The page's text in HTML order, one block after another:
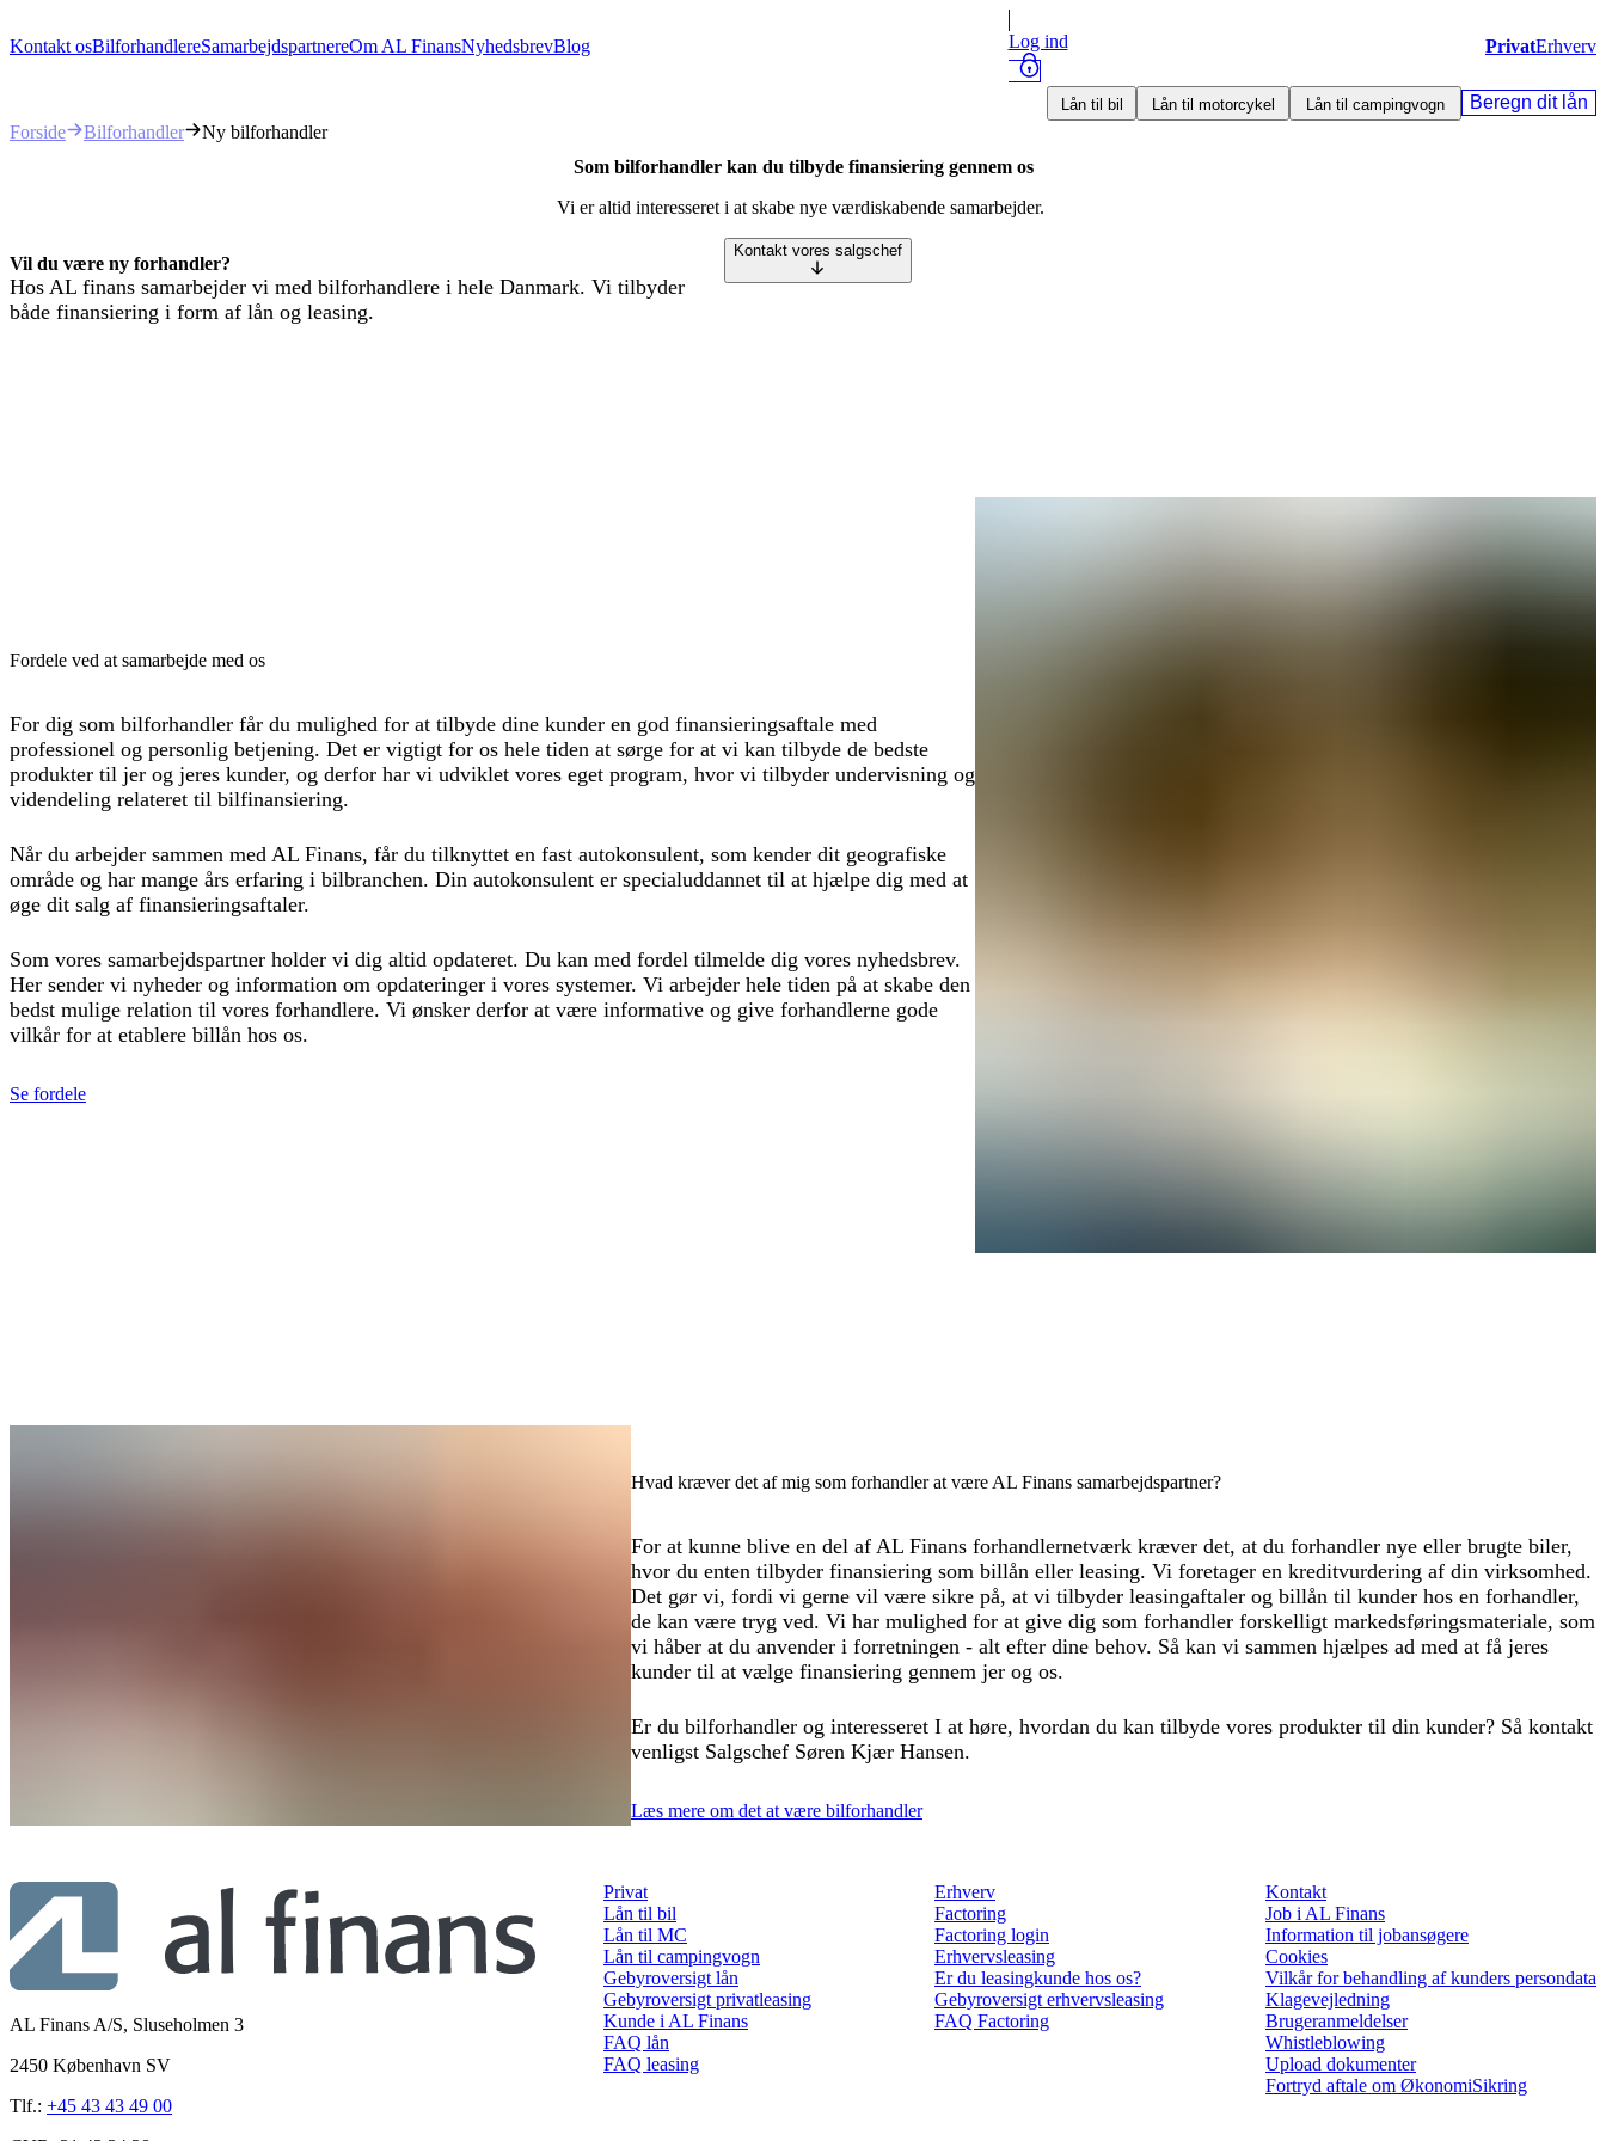
Kontakt osBilforhandlereSamarbejdspartnereOm AL FinansNyhedsbrevBlog Log ind PrivatErhverv
Lån til bil Lån til motorcykel Lån til campingvogn
Beregn dit lån
Forside
Bilforhandler
Ny bilforhandler
Som bilforhandler kan du tilbyde finansiering gennem os
Vi er altid interesseret i at skabe nye værdiskabende samarbejder.
Vil du være ny forhandler?
Hos AL finans samarbejder vi med bilforhandlere i hele Danmark. Vi tilbyder
både finansiering i form af lån og leasing.
Kontakt vores salgschef
Fordele ved at samarbejde med os
For dig som bilforhandler får du mulighed for at tilbyde dine kunder en god finansieringsaftale med
professionel og personlig betjening. Det er vigtigt for os hele tiden at sørge for at vi kan tilbyde de bedste
produkter til jer og jeres kunder, og derfor har vi udviklet vores eget program, hvor vi tilbyder undervisning og
videndeling relateret til bilfinansiering.
Når du arbejder sammen med AL Finans, får du tilknyttet en fast autokonsulent, som kender dit geografiske
område og har mange års erfaring i bilbranchen. Din autokonsulent er specialuddannet til at hjælpe dig med at
øge dit salg af finansieringsaftaler.
Som vores samarbejdspartner holder vi dig altid opdateret. Du kan med fordel tilmelde dig vores nyhedsbrev.
Her sender vi nyheder og information om opdateringer i vores systemer. Vi arbejder hele tiden på at skabe den
bedst mulige relation til vores forhandlere. Vi ønsker derfor at være informative og give forhandlerne gode
vilkår for at etablere billån hos os.
Se fordele
Hvad kræver det af mig som forhandler at være AL Finans samarbejdspartner?
For at kunne blive en del af AL Finans forhandlernetværk kræver det, at du forhandler nye eller brugte biler,
hvor du enten tilbyder finansiering som billån eller leasing. Vi foretager en kreditvurdering af din virksomhed.
Det gør vi, fordi vi gerne vil være sikre på, at vi tilbyder leasingaftaler og billån til kunder hos en forhandler,
de kan være tryg ved. Vi har mulighed for at give dig som forhandler forskelligt markedsføringsmateriale, som
vi håber at du anvender i forretningen - alt efter dine behov. Så kan vi sammen hjælpes ad med at få jeres
kunder til at vælge finansiering gennem jer og os.
Er du bilforhandler og interesseret I at høre, hvordan du kan tilbyde vores produkter til din kunder? Så kontakt
venligst Salgschef Søren Kjær Hansen.
Læs mere om det at være bilforhandler
AL Finans A/S, Sluseholmen 3
2450 København SV
Tlf.: +45 43 43 49 00
Privat
Lån til bil
Lån til MC
Lån til campingvogn
Gebyroversigt lån
Gebyroversigt privatleasing
Kunde i AL Finans
FAQ lån
FAQ leasing
Erhverv
Factoring
Factoring login
Erhvervsleasing
Er du leasingkunde hos os?
Gebyroversigt erhvervsleasing
FAQ Factoring
Kontakt
Job i AL Finans
Information til jobansøgere
Cookies
Vilkår for behandling af kunders persondata
Klagevejledning
Brugeranmeldelser
Whistleblowing
Upload dokumenter
Fortryd aftale om ØkonomiSikring